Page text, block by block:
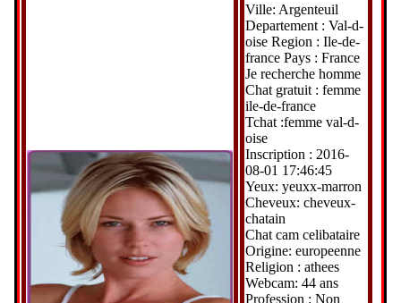
Ville: Argenteuil
Departement : Val-d-
oise Region : Ile-de-
france Pays : France
Je recherche homme
Chat gratuit : femme
ile-de-france
Tchat :femme val-d-
oise
Inscription : 2016-
08-01 17:46:45
Yeux: yeuxx-marron
Cheveux: cheveux-
chatain
Chat cam celibataire
Origine: europeenne
Religion : athees
Webcam: 44 ans
Profession : Non